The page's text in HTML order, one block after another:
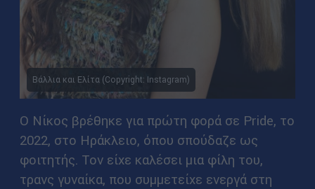
Βάλλια και Ελίτα (Copyright: Instagram)
Ο Νίκος βρέθηκε για πρώτη φορά σε Pride, το
2022, στο Ηράκλειο, όπου σπούδαζε ως
φοιτητής. Τον είχε καλέσει μια φίλη του,
τρανς γυναίκα, που συμμετείχε ενεργά στη